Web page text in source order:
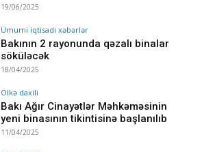
19/06/2025
Ümumi iqtisadi xəbərlər
Bakının 2 rayonunda qəzalı binalar
söküləcək
18/04/2025
Ölkə daxili
Bakı Ağır Cinayətlər Məhkəməsinin
yeni binasının tikintisinə başlanılıb
11/04/2025